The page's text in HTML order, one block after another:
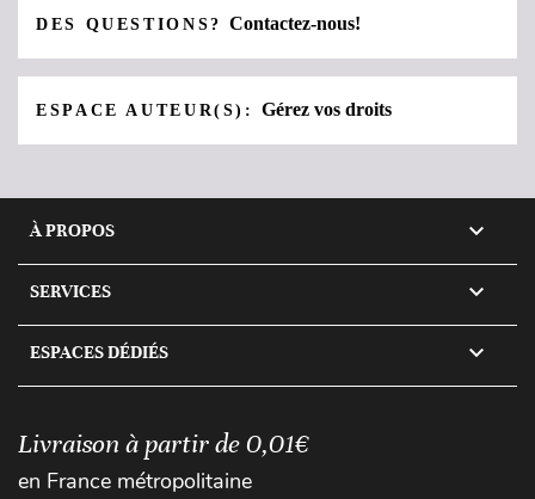
DES QUESTIONS?Contactez-nous!
ESPACE AUTEUR(S):Gérez vos droits
À PROPOS 
SERVICES 
ESPACES DÉDIÉS 
Livraison à partir de 0,01€
en France métropolitaine